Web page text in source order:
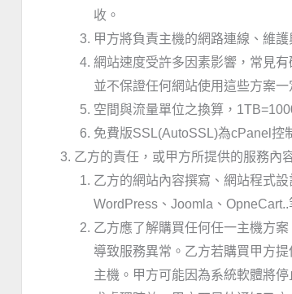
收。
甲方將負責主機的網路連線、維
網站速度受許多因素影響，常見
並不保證任何網站使用這些方案
空間與流量單位之換算，
免費版SSL(AutoSSL)為cPanel控
乙方的責任，或甲方所提供的服務內
乙方的網站內容撰寫、網站程式
WordPress、Joomla、OpneCart..
乙方應了解購買任何任一主機方
導致服務異常。乙方若購買甲方
主機。甲方可能因為系統軟體將